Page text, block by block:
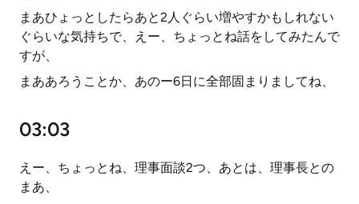
まあひょっとしたらあと2人ぐらい増やすかもしれない
ぐらいな気持ちで、えー、ちょっとね話をしてみたんで
すが、
まああろうことか、あのー6日に全部固まりましてね、
03:03
えー、ちょっとね、理事面談2つ、あとは、理事長との
まあ、